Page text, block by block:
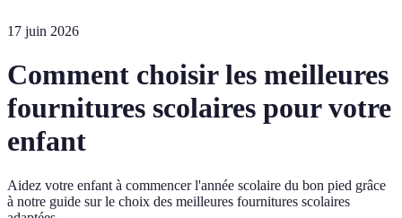
17 juin 2026
Comment choisir les meilleures
fournitures scolaires pour votre
enfant
Aidez votre enfant à commencer l'année scolaire du bon pied grâce
à notre guide sur le choix des meilleures fournitures scolaires